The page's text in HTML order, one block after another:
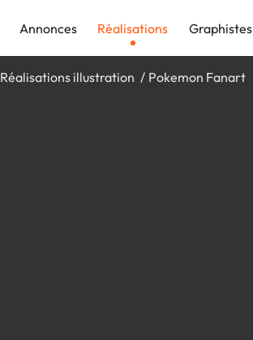
Annonces Réalisations Graphistes
Réalisations illustration Pokemon Fanart